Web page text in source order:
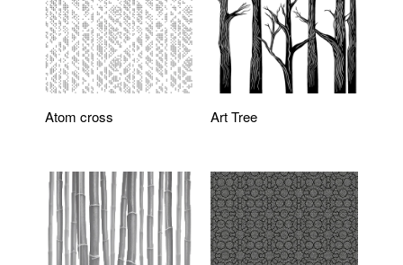
Atom cross Art Tree